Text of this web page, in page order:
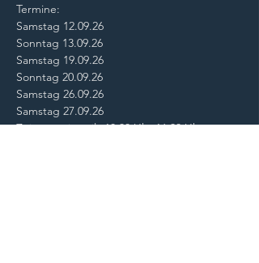
Termine:
Samstag 12.09.26
Sonntag 13.09.26
Samstag 19.09.26
Sonntag 20.09.26
Samstag 26.09.26
Samstag 27.09.26
Zeitraum: jeweils 10.30 Uhr-16.30 Uhr